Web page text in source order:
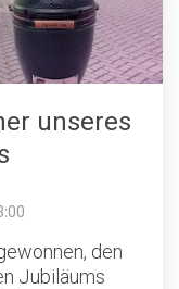
unseres
den
Jubiläums